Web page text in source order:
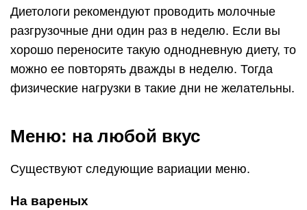
Диетологи рекомендуют проводить молочные
разгрузочные дни один раз в неделю. Если вы
хорошо переносите такую однодневную диету, то
можно ее повторять дважды в неделю. Тогда
физические нагрузки в такие дни не желательны.
Меню: на любой вкус
Существуют следующие вариации меню.
На вареных